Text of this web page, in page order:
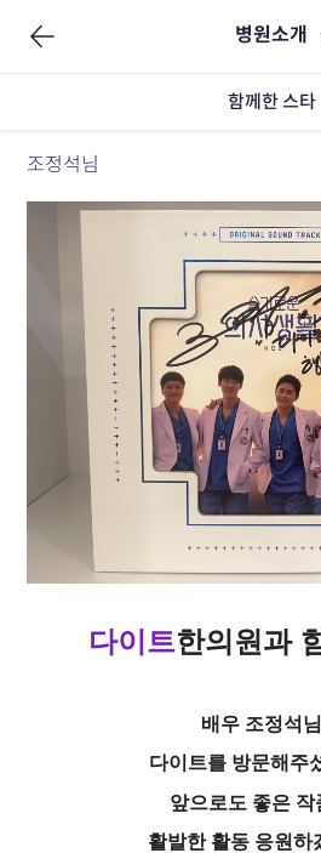
병원소개
함께한 스타
조정석님
다이트한의원 과
배우 조정석님
다이트를 방문해주
앞으로도 좋은 작
활발한 활동 응원하